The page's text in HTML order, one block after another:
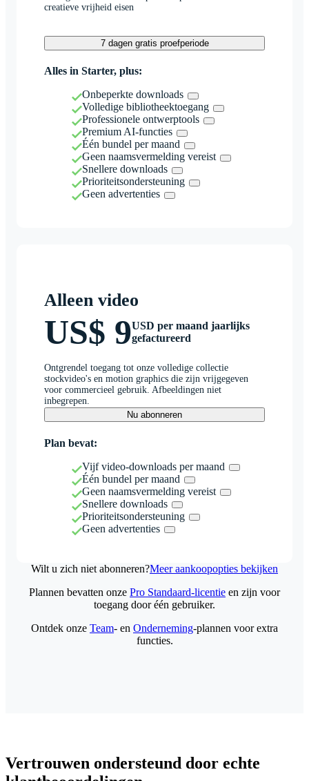
creatieve vrijheid eisen
7 dagen gratis proefperiode
Alles in Starter, plus:
Onbeperkte downloads
Volledige bibliotheektoegang
Professionele ontwerptools
Premium AI-functies
Één bundel per maand
Geen naamsvermelding vereist
Snellere downloads
Prioriteitsondersteuning
Geen advertenties
Alleen video
US$ 9USD per maand jaarlijks
gefactureerd
Ontgrendel toegang tot onze volledige collectie
stockvideo's en motion graphics die zijn vrijgegeven
voor commercieel gebruik. Afbeeldingen niet
inbegrepen.
Nu abonneren
Plan bevat:
Vijf video-downloads per maand
Één bundel per maand
Geen naamsvermelding vereist
Snellere downloads
Prioriteitsondersteuning
Geen advertenties
Wilt u zich niet abonneren?Meer aankoopopties bekijken
Plannen bevatten onze Pro Standaard-licentie en zijn voor
toegang door één gebruiker.
Ontdek onze Team- en Onderneming-plannen voor extra
functies.
Vertrouwen ondersteund door echte